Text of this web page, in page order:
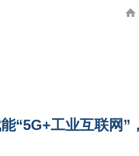
“5G+工业互联网”